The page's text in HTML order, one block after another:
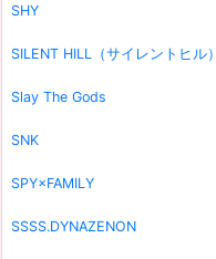
SHY
SILENT HILL（サイレントヒル）
Slay The Gods
SNK
SPY×FAMILY
SSSS.DYNAZENON